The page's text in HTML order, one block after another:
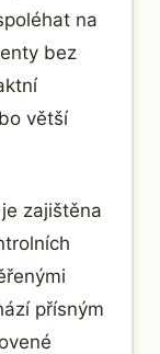
na
bez
větší
zajištěna
přísným